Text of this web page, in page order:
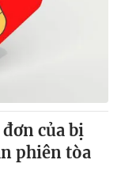
của bị
phiên tòa